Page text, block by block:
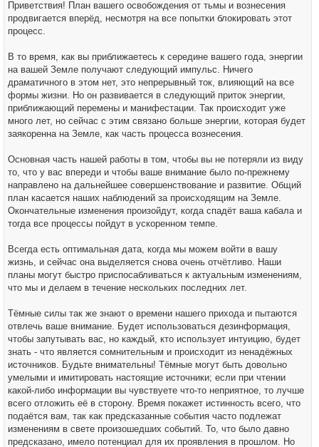
Приветствия! План вашего освобождения от тьмы и вознесения
продвигается вперёд, несмотря на все попытки блокировать этот
процесс.
В то время, как вы приближаетесь к середине вашего года, энергии
на вашей Земле получают следующий импульс. Ничего
драматичного в этом нет, это непрерывный ток, влияющий на все
формы жизни. Но он развивается в следующий приток энергии,
приближающий перемены и манифестации. Так происходит уже
много лет, но сейчас с этим связано больше энергии, которая будет
заякоренна на Земле, как часть процесса вознесения.
Основная часть нашей работы в том, чтобы вы не потеряли из виду
то, что у вас впереди и чтобы ваше внимание было по-прежнему
направлено на дальнейшее совершенствование и развитие. Общий
план касается наших наблюдений за происходящим на Земле.
Окончательные изменения произойдут, когда спадёт ваша кабала и
тогда все процессы пойдут в ускоренном темпе.
Всегда есть оптимальная дата, когда мы можем войти в вашу
жизнь, и сейчас она выделяется снова очень отчётливо. Наши
планы могут быстро приспосабливаться к актуальным изменениям,
что мы и делаем в течение нескольких последних лет.
Тёмные силы так же знают о времени нашего прихода и пытаются
отвлечь ваше внимание. Будет использоваться дезинформация,
чтобы запутывать вас, но каждый, кто использует интуицию, будет
знать - что является сомнительным и происходит из ненадёжных
источников. Будьте внимательны! Тёмные могут быть довольно
умелыми и имитировать настоящие источники; если при чтении
какой-либо информации вы чувствуете что-то неприятное, то лучше
всего отложить её в сторону. Время покажет истинность всего, что
подаётся вам, так как предсказанные события часто подлежат
изменениям в свете произошедших событий. То, что было давно
предсказано, имело потенциал для их проявления в прошлом. Но